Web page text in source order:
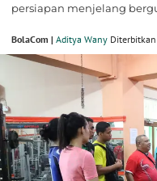
persiapan menjelang
BolaCom | Aditya Wany